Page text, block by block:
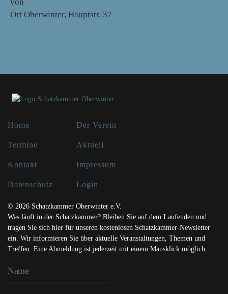
Ort Oberwinter, Hauptstr. 37
Home Der Verein
Termine Aktuell
Kontakt Impressum
Datenschutz Login
© 2026 Schatzkammer Oberwinter e.V.
Was läuft in der Schatzkammer? Bleiben Sie auf dem Laufenden und
tragen Sie sich hier für unseren kostenlosen Schatzkammer-Newsletter
ein. Wir informieren Sie über aktuelle Veranstaltungen, Themen und
Treffen. Eine Abmeldung ist jederzeit mit einem Mausklick möglich.